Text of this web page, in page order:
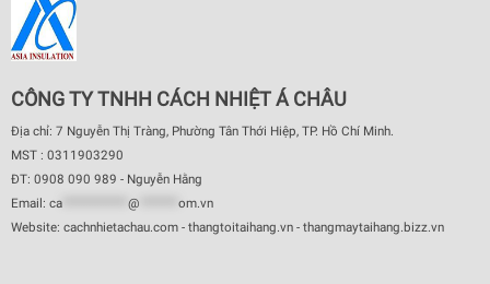
CÔNG TY TNHH CÁCH NHIỆT Á CHÂU
Địa chỉ: 7 Nguyễn Thị Tràng, Phường Tân Thới Hiệp, TP. Hồ Chí Minh.
MST : 0311903290
ĐT: 0908 090 989 - Nguyễn Hằng
Email: ca @
om.vn
Website: cachnhietachau.com - thangtoitaihang.vn - thangmaytaihang.bizz.vn